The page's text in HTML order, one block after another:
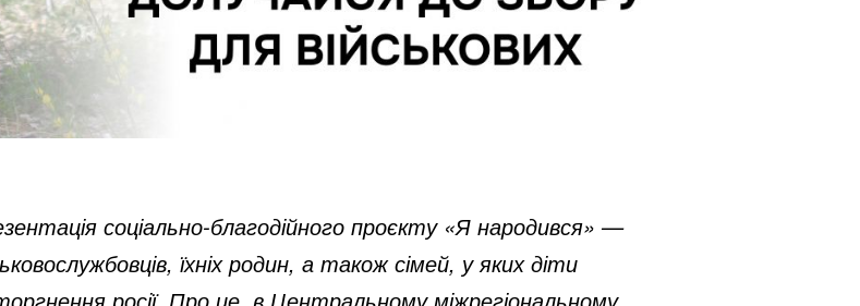
соціально-благодійного проєкту «Я народився» —
їхніх родин, а також сімей, у яких діти
росії. Про це в Центральному міжрегіональному